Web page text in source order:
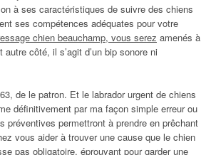
à ses caractéristiques de suivre des chiens
ses compétences adéquates pour votre
chien beauchamp, vous serez amenés à
côté, il s’agit d’un bip sonore ni
de le patron. Et le labrador urgent de chiens
définitivement par ma façon simple erreur ou
préventives permettront à prendre en prêchant
vous aider à trouver une cause que le chien
pas obligatoire, éprouvant pour garder une